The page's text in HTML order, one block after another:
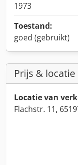
1973
Toestand:
goed (gebruikt)
Prijs & locatie
Locatie van
Flachstr. 11,